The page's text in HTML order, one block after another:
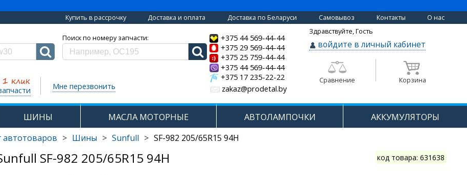
Купить в рассрочку Доставка и оплата Доставка по Беларуси Самовывоз Контакты О нас
Поиск по номеру запчасти:
Мне перезвонить
+375 44 569-44-44
+375 29 569-44-44
+375 25 759-44-44
+375 44 569-44-44
+375 17 235-22-22
zakaz@prodetal.by
Здравствуйте, Гость
войдите в личный кабинет
Сравнение Корзина
ШИНЫ МАСЛА МОТОРНЫЕ АВТОЛАМПОЧКИ АККУМУЛЯТОРЫ
автотоваров > Шины > Sunfull > SF-982 205/65R15 94H
SF-982 205/65R15 94H код товара: 631638